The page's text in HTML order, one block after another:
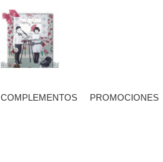
COMPLEMENTOS PROMOCIONES